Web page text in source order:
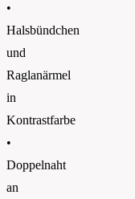
•
Halsbündchen
und
Raglanärmel
in
Kontrastfarbe
•
Doppelnaht
an